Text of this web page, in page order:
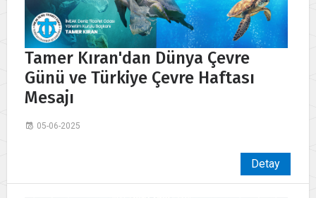
Tamer Kıran'dan Dünya Çevre
Günü ve Türkiye Çevre Haftası
Mesajı
05-06-2025
Detay